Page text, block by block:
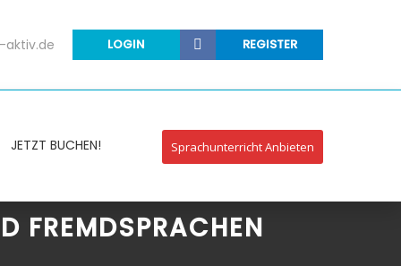
LOGIN REGISTER
aktiv.de
JETZT BUCHEN! Sprachunterricht Anbieten
FREMDSPRACHEN